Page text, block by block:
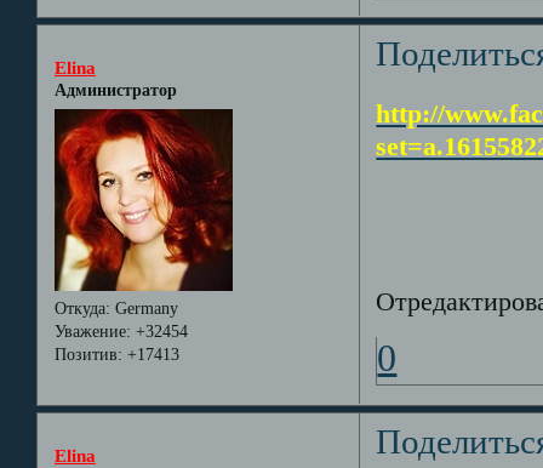
Elina
Администратор
Откуда: Germany
Уважение: +32454
Позитив: +17413
http://
0
Elina